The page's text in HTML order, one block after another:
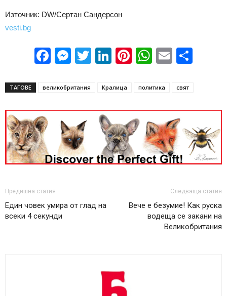
Източник: DW/Сертан Сандерсон
vesti.bg
Facebook
Messenger
Twitter
LinkedIn
Pinterest
WhatsApp
Email
ТАГОВЕ великобритания Кралица политика свят
Предишна статия
Един човек умира от глад на
всеки 4 секунди
Следваща статия
Вече е безумие! Как руска
водеща се закани на
Великобритания